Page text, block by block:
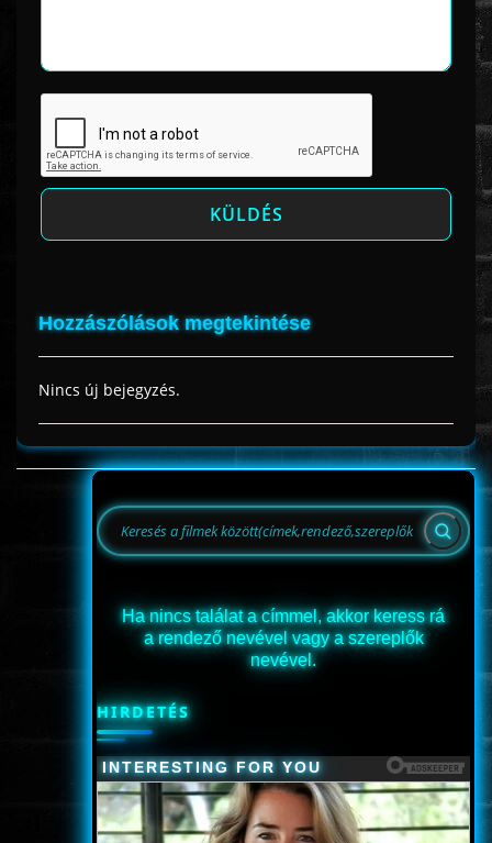
Hozzászólások megtekintése
Nincs új bejegyzés.
Ha nincs találat a címmel, akkor keress rá
a rendező nevével vagy a szereplők
nevével.
HIRDETÉS